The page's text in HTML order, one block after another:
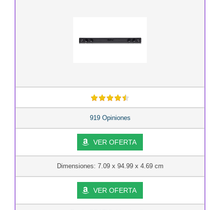
919 Opiniones
VER OFERTA
Dimensiones: 7.09 x 94.99 x 4.69 cm
VER OFERTA